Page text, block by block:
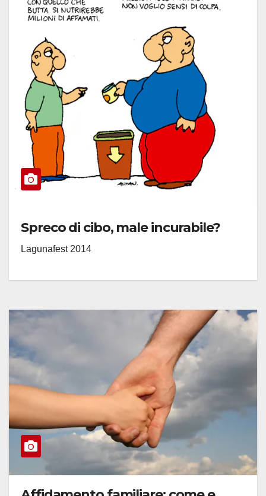
Spreco di cibo, male incurabile?
Lagunafest 2014